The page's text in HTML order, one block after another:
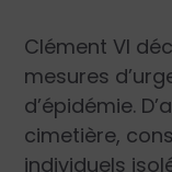
Clément VI
mesures
d’épidémie.
cimetière,
individuels